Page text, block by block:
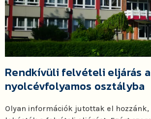
Rendkívüli felvételi eljárás a
nyolcévfolyamos osztályba
Olyan információk jutottak el hozzánk,